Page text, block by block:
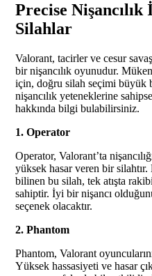
Precise
Silahlar
Valorant, tacirler ve cesur
bir nişancılık oyunudur.
için, doğru silah seçimi büyük
nişancılık yeteneklerine
hakkında bilgi bulabilirsiniz.
1. Operator
Operator, Valorant’ta
yüksek hasar veren bir
bilinen bu silah, tek atışta
sahiptir. İyi bir nişancı
seçenek olacaktır.
2. Phantom
Phantom, Valorant
Yüksek hassasiyeti ve hasar